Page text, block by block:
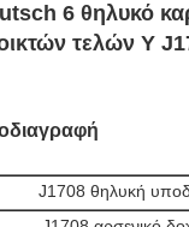
6 θηλυκό
τελών Υ
J1708 θηλυκή